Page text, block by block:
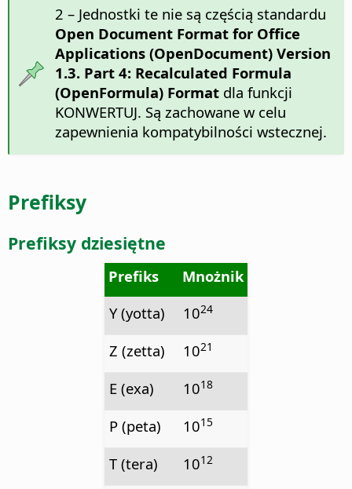
2 – Jednostki te nie są częścią standardu
Open Document Format for Office
Applications (OpenDocument) Version
1.3. Part 4: Recalculated Formula
(OpenFormula) Formatdla funkcji
KONWERTUJ. Są zachowane w celu
zapewnienia kompatybilności wstecznej.
Prefiksy
Prefiksy dziesiętne
Prefiks
Mnożnik
Y (yotta)
1024
Z (zetta) 1021
E (exa) 1018
P (peta) 1015
T (tera) 1012